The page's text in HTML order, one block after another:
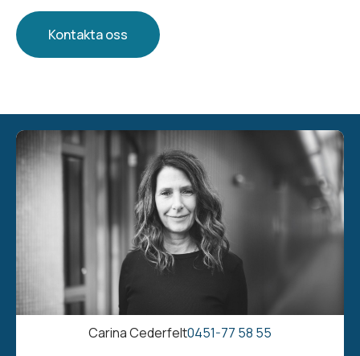
Kontakta oss
Carina Cederfelt0451-77 58 55